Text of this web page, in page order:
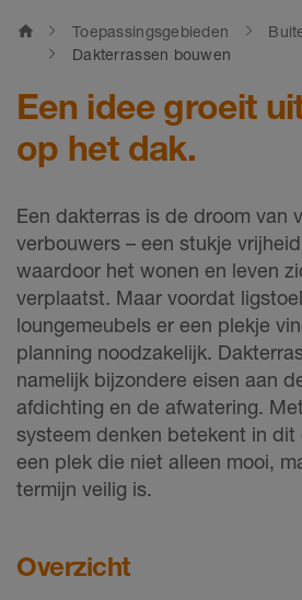
home Toepassingsgebieden
Dakterrassen bouwen
Een idee groeit
op het dak.
Een dakterras is de droom van
verbouwers – een stukje
waardoor het wonen en leven
verplaatst. Maar voordat
loungemeubels er een plekje
planning noodzakelijk.
namelijk bijzondere eisen aan
afdichting en de afwatering.
systeem denken betekent in dit
een plek die niet alleen mooi,
termijn veilig is.
Overzicht